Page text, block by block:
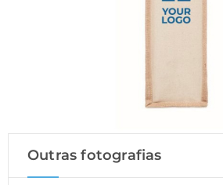
Outras fotografias